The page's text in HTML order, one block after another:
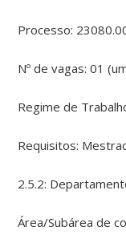
Processo:
Nº de vagas: 01
Regime de
Requisitos:
2.5.2:
Área/Subárea de